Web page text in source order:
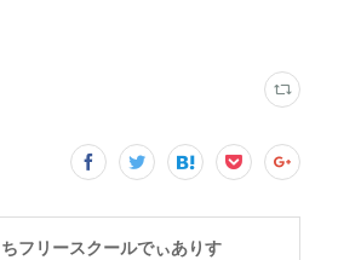
フリースクールでぃありす